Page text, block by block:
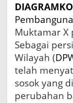
Muktamar X
Sebagai
Wilayah (
telah
sosok yang
perubahan